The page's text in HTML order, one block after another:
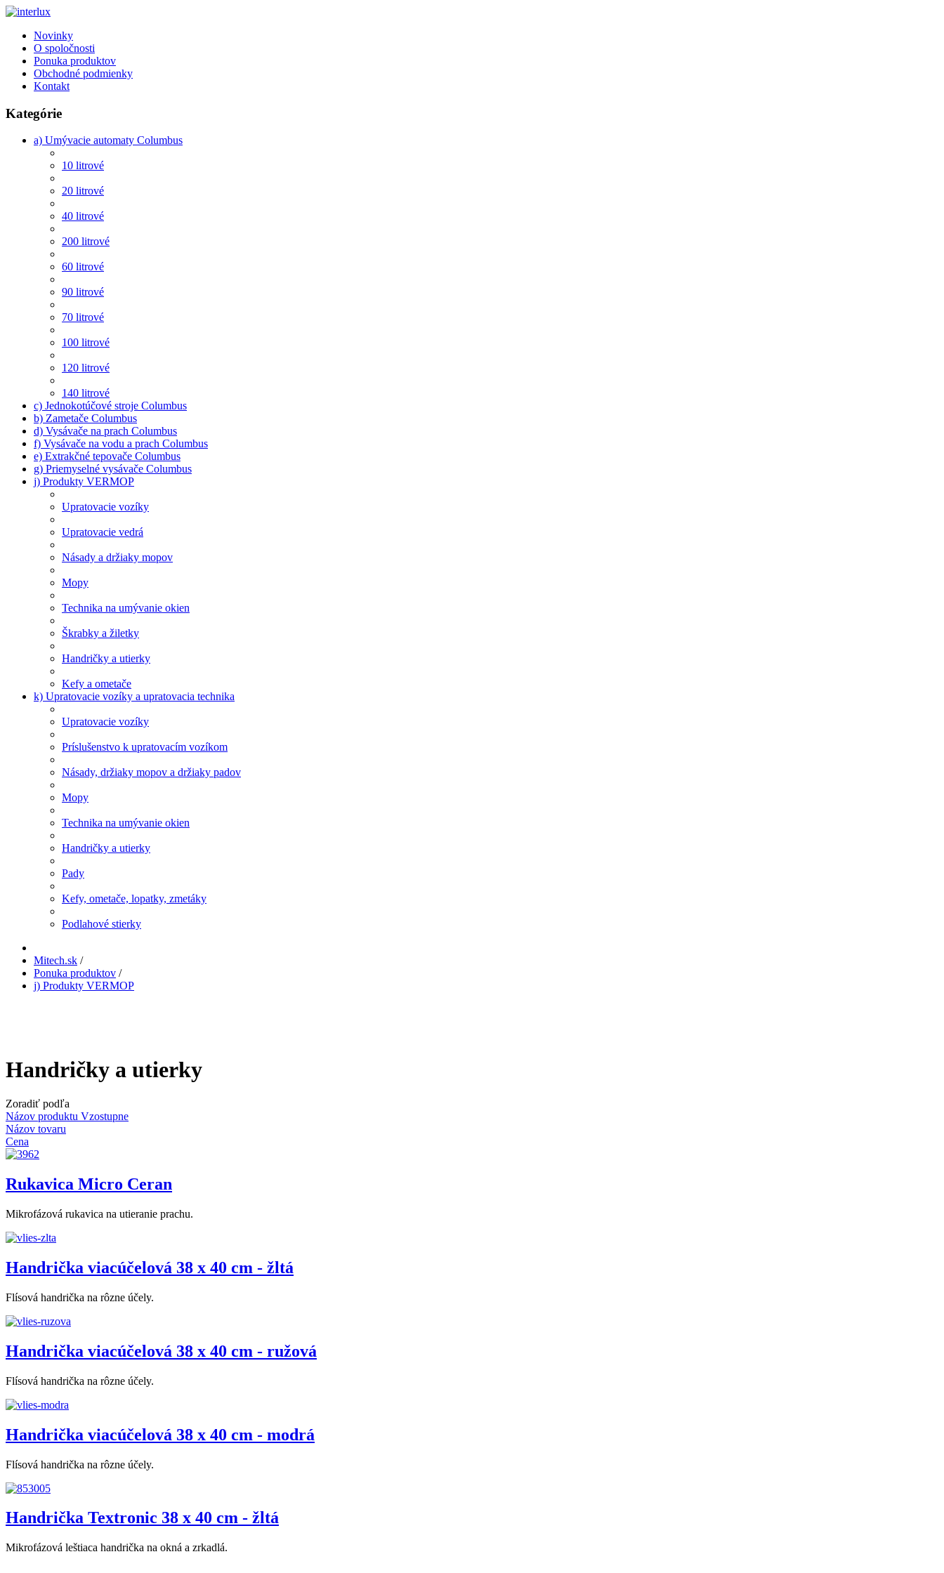
Novinky
O spoločnosti
Ponuka produktov
Obchodné podmienky
Kontakt
Kategórie
a) Umývacie automaty Columbus
10 litrové
20 litrové
40 litrové
200 litrové
60 litrové
90 litrové
70 litrové
100 litrové
120 litrové
140 litrové
c) Jednokotúčové stroje Columbus
b) Zametače Columbus
d) Vysávače na prach Columbus
f) Vysávače na vodu a prach Columbus
e) Extrakčné tepovače Columbus
g) Priemyselné vysávače Columbus
j) Produkty VERMOP
Upratovacie vozíky
Upratovacie vedrá
Násady a držiaky mopov
Mopy
Technika na umývanie okien
Škrabky a žiletky
Handričky a utierky
Kefy a ometače
k) Upratovacie vozíky a upratovacia technika
Upratovacie vozíky
Príslušenstvo k upratovacím vozíkom
Násady, držiaky mopov a držiaky padov
Mopy
Technika na umývanie okien
Handričky a utierky
Pady
Kefy, ometače, lopatky, zmetáky
Podlahové stierky
Mitech.sk /
Ponuka produktov /
j) Produkty VERMOP
Handričky a utierky
Zoradiť podľa
Názov produktu Vzostupne
Názov tovaru
Cena
Rukavica Micro Ceran
Mikrofázová rukavica na utieranie prachu.
Handrička viacúčelová 38 x 40 cm - žltá
Flísová handrička na rôzne účely.
Handrička viacúčelová 38 x 40 cm - ružová
Flísová handrička na rôzne účely.
Handrička viacúčelová 38 x 40 cm - modrá
Flísová handrička na rôzne účely.
Handrička Textronic 38 x 40 cm - žltá
Mikrofázová leštiaca handrička na okná a zrkadlá.